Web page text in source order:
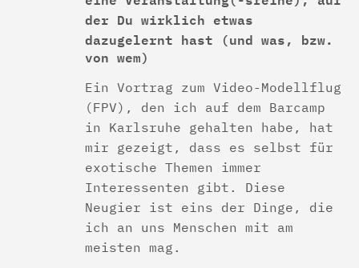
der Du wirklich etwas
dazugelernt hast (und was, bzw.
von wem)
Ein Vortrag zum Video-Modellflug
(FPV), den ich auf dem Barcamp
in Karlsruhe gehalten habe, hat
mir gezeigt, dass es selbst für
exotische Themen immer
Interessenten gibt. Diese
Neugier ist eins der Dinge, die
ich an uns Menschen mit am
meisten mag.